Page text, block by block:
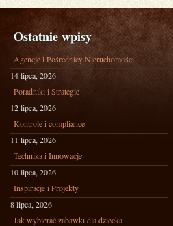
Ostatnie wpisy
Agencje i Pośrednicy Nieruchomości
14 lipca, 2026
Poradniki i Strategie
12 lipca, 2026
Kontrole i compliance
11 lipca, 2026
Technika i Innowacje
10 lipca, 2026
Inspiracje i Projekty
8 lipca, 2026
Jak wybierać zabawki dla dziecka